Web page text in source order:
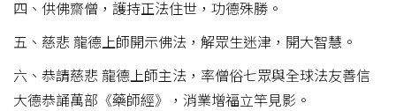
四、供佛齋僧，護持正法住世，功德殊勝。
五、慈悲 龍德上師開示佛法，解眾生迷津，開大智慧。
六、恭請慈悲 龍德上師主法，率僧俗七眾與全球法友善信
大德恭誦萬部《藥師經》，消業增福立竿見影。